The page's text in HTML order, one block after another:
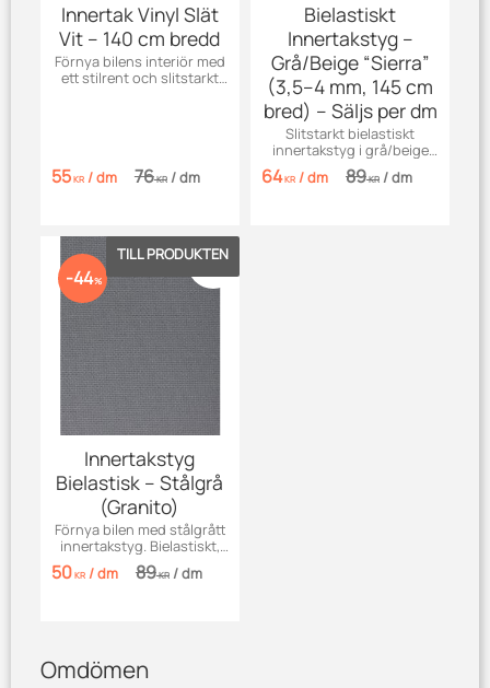
Omdömen
Innertak Vinyl Slät
Vit – 140 cm bredd
Förnya bilens interiör med
ett stilrent och slitstarkt
55KR /dm 76KR /dm
Bielastiskt
Innertakstyg –
Grå/Beige “Sierra”
(3,5–4 mm, 145 cm
bred) – Säljs per dm
Slitstarkt bielastiskt
innertakstyg i grå/beige
som passar perfekt i bilens
interiör.
64KR /dm 89KR /dm
Innertakstyg
Bielastisk – Stålgrå
(Granito)
Förnya bilen med stålgrått
innertakstyg. Bielastiskt,
slitstarkt och enkelt att
forma. 145 cm.
50KR /dm 89KR /dm
44% Lägg till i favoriter